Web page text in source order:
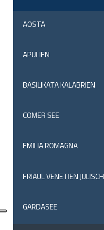
AOSTA
APULIEN
BASILIKATA KALABRIEN
COMER SEE
EMILIA ROMAGNA
FRIAUL VENETIEN JULISCH
GARDASEE